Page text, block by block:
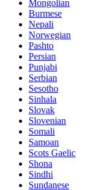
Mongolian
Burmese
Nepali
Norwegian
Pashto
Persian
Punjabi
Serbian
Sesotho
Sinhala
Slovak
Slovenian
Somali
Samoan
Scots Gaelic
Shona
Sindhi
Sundanese